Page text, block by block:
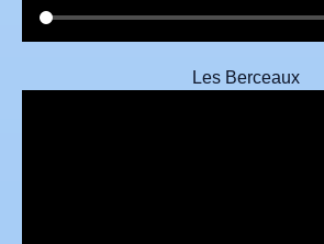
Les Berceaux